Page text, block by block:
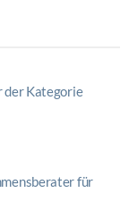
der Kategorie
für